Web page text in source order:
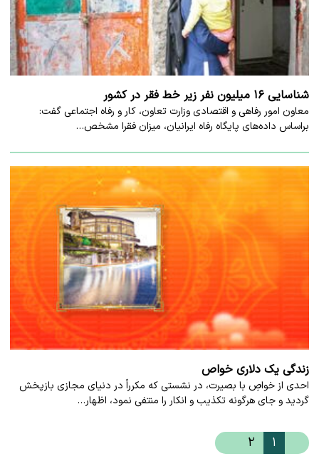
شناسایی ۱۶ میلیون نفر زیر خط فقر در کشور
معاون امور رفاهی و اقتصادی وزارت تعاون، کار و رفاه اجتماعی گفت:
براساس داده‌های پایگاه رفاه ایرانیان، میزان فقرا مشخص…
زندگی یک دلاری خواص
احدی از خواصِ با بصیرت، در نشستی که مکرراً در دنیای مجازی بازپخش
گردید و جای هرگونه تکذیب و انکار را منتفی نمود، اظهار…
۱ ۲